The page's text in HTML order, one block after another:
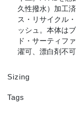
久性撥水）加工
ス・リサイクル
ッシュ。本体は
ド・サーティフ
濯可、漂白剤不
Sizing
Tags